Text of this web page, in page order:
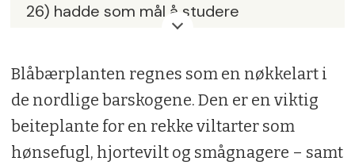
26) hadde som mål å studere
naturmangfoldet og skogens evne til å
lagre karbon.
En rekke norske universiteter og
forskningsinstitusjoner samarbeidet om
Blåbærplanten regnes som en nøkkelart i
de nordlige barskogene. Den er en viktig
beiteplante for en rekke viltarter som
hønsefugl, hjortevilt og smågnagere – samt